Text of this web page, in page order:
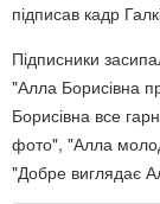
підписав кадр
Підписники
"Алла Борисівна
Борисівна все
фото", "Алла
"Добре виглядає